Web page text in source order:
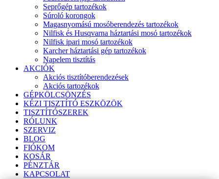
Seprőgép tartozékok
Súroló korongok
Magasnyomású mosóberendezés tartozékok
Nilfisk és Husqvarna háztartási mosó tartozékok
Nilfisk ipari mosó tartozékok
Karcher háztartási gép tartozékok
Napelem tisztítás
AKCIÓK
Akciós tisztítóberendezések
Akciós tartozékok
GÉPKÖLCSÖNZÉS
KÉZI TISZTÍTÓ ESZKÖZÖK
TISZTÍTÓSZEREK
RÓLUNK
SZERVIZ
BLOG
FIÓKOM
KOSÁR
PÉNZTÁR
KAPCSOLAT